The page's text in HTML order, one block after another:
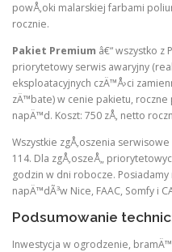
powÅ‚oki malarskiej farbami
rocznie.
Pakiet Premium â€“ wszystko z
priorytetowy serwis awaryjny
eksploatacyjnych czÄ™Å›ci
zÄ™bate) w cenie pakietu, roczne
napÄ™d. Koszt: 750 zÅ‚ netto
Wszystkie zgÅ‚oszenia
114. Dla zgÅ‚oszeÅ„
godzin w dni robocze. Posiadamy
napÄ™dÃ³w Nice, FAAC, Somfy i
Podsumowanie
Inwestycja w ogrodzenie,